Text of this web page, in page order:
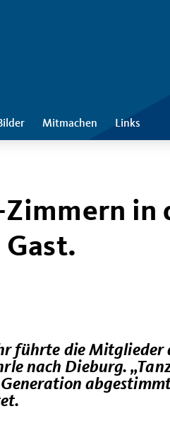
Mitmachen Links
in
Gast.
führte die Mitglieder
nach Dieburg.